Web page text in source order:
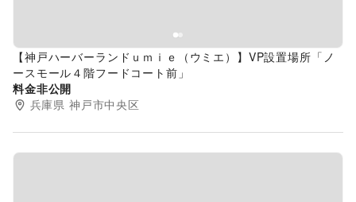
【神戸ハーバーランドｕｍｉｅ（ウミエ）】VP設置場所「ノ
ースモール４階フードコート前」
料金非公開
兵庫県 神戸市中央区